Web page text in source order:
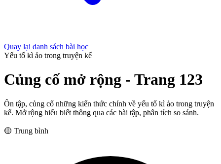
Quay lại danh sách bài học
Yếu tố kì ảo trong truyện kể
Củng cố mở rộng - Trang 123
Ôn tập, củng cố những kiến thức chính về yếu tố kì ảo trong truyện
kể. Mở rộng hiểu biết thông qua các bài tập, phân tích so sánh.
🟡 Trung bình